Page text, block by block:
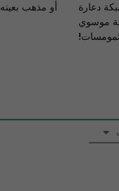
دعارة
موسوي
أو مذهب بعينه